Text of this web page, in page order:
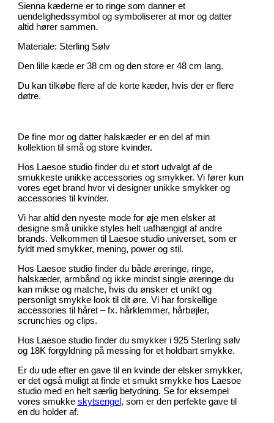
Sienna kæderne er to ringe som danner et
uendelighedssymbol og symboliserer at mor og datter
altid hører sammen.
Materiale: Sterling Sølv
Den lille kæde er 38 cm og den store er 48 cm lang.
Du kan tilkøbe flere af de korte kæder, hvis der er flere
døtre.
De fine mor og datter halskæder er en del af min
kollektion til små og store kvinder.
Hos Laesoe studio finder du et stort udvalgt af de
smukkeste unikke accessories og smykker. Vi fører kun
vores eget brand hvor vi designer unikke smykker og
accessories til kvinder.
Vi har altid den nyeste mode for øje men elsker at
designe små unikke styles helt uafhængigt af andre
brands. Velkommen til Laesoe studio universet, som er
fyldt med smykker, mening, power og stil.
Hos Laesoe studio finder du både øreringe, ringe,
halskæder, armbånd og ikke mindst single øreringe du
kan mikse og matche, hvis du ønsker et unikt og
personligt smykke look til dit øre. Vi har forskellige
accessories til håret – fx. hårklemmer, hårbøjler,
scrunchies og clips.
Hos Laesoe studio finder du smykker i 925 Sterling sølv
og 18K forgyldning på messing for et holdbart smykke.
Er du ude efter en gave til en kvinde der elsker smykker,
er det også muligt at finde et smukt smykke hos Laesoe
studio med en helt særlig betydning. Se for eksempel
vores smukke skytsengel , som er den perfekte gave til
en du holder af.